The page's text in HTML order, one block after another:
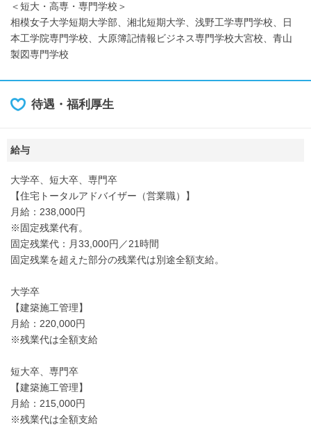
＜短大・高専・専門学校＞
相模女子大学短期大学部、湘北短期大学、浅野工学専門学校、日
本工学院専門学校、大原簿記情報ビジネス専門学校大宮校、青山
製図専門学校
待遇・福利厚生
給与
大学卒、短大卒、専門卒
【住宅トータルアドバイザー（営業職）】
月給：238,000円
※固定残業代有。
固定残業代：月33,000円／21時間
固定残業を超えた部分の残業代は別途全額支給。
大学卒
【建築施工管理】
月給：220,000円
※残業代は全額支給
短大卒、専門卒
【建築施工管理】
月給：215,000円
※残業代は全額支給